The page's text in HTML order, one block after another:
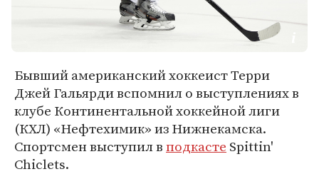
Бывший американский хоккеист Терри
Джей Гальярди вспомнил о выступлениях в
клубе Континентальной хоккейной лиги
(КХЛ) «Нефтехимик» из Нижнекамска.
Спортсмен выступил вподкасте Spittin'
Chiclets.